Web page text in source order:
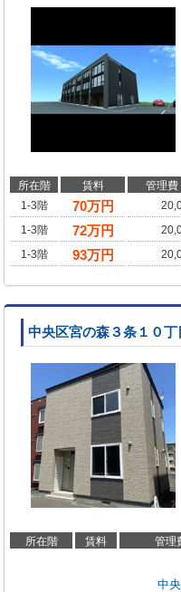
所在階 賃料 管理費
1-3階
70万円
1-3階
72万円
1-3階
93万円
中央区宮の森３条１０
所在階 賃料 管理
中